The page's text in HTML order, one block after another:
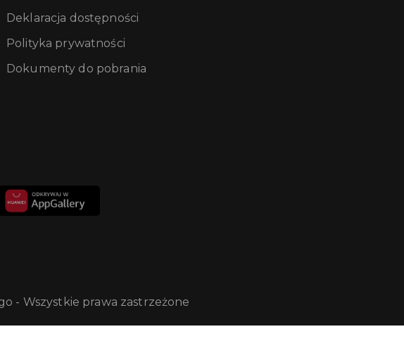
Deklaracja dostępności
Polityka prywatności
Dokumenty do pobrania
- Wszystkie prawa zastrzeżone